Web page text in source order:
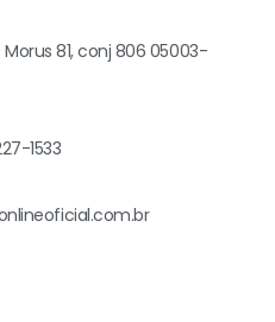
81, conj 806 05003-
1533